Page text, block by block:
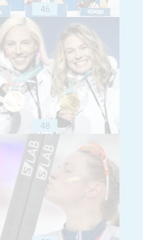
46
48